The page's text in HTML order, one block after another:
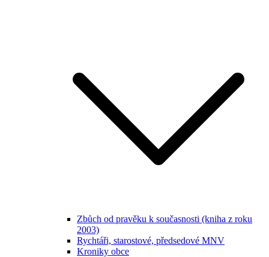
Zbůch od pravěku k současnosti (kniha z roku
2003)
Rychtáři, starostové, předsedové MNV
Kroniky obce